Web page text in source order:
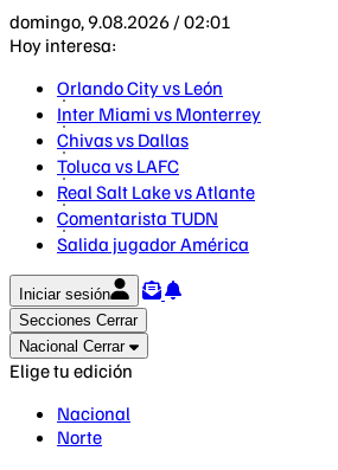
domingo, 9.08.2026 / 02:01
Hoy interesa:
Orlando City vs León
Inter Miami vs Monterrey
Chivas vs Dallas
Toluca vs LAFC
Real Salt Lake vs Atlante
Comentarista TUDN
Salida jugador América
Iniciar sesión
Secciones Cerrar
Nacional Cerrar
Elige tu edición
Nacional
Norte